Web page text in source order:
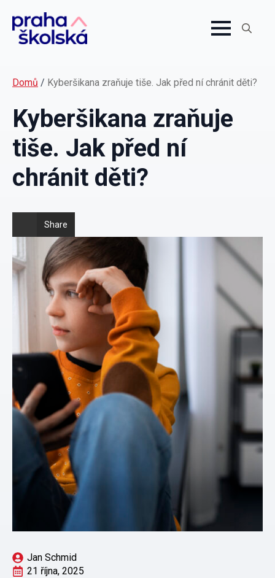
Domů / Kyberšikana zraňuje tiše. Jak před ní chránit děti?
Kyberšikana zraňuje
tiše. Jak před ní
chránit děti?
Share
Jan Schmid
21 října, 2025